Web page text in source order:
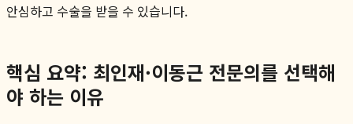
안심하고 수술을 받을 수 있습니다.
핵심 요약: 최인재·이동근 전문의를 선택해
야 하는 이유